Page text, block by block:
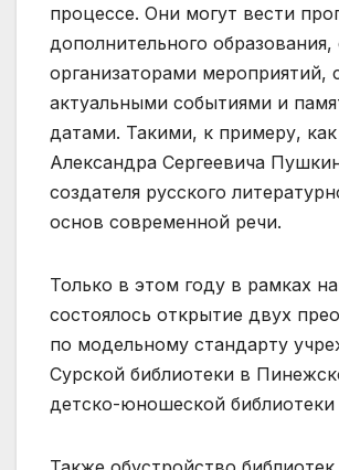
процессе. Они могут вести
дополнительного образования,
организаторами мероприятий,
актуальными событиями и
датами. Такими, к примеру,
Александра Сергеевича
создателя русского
основ современной речи.
Только в этом году в рамках
состоялось открытие двух
по модельному стандарту
Сурской библиотеки в
детско-юношеской